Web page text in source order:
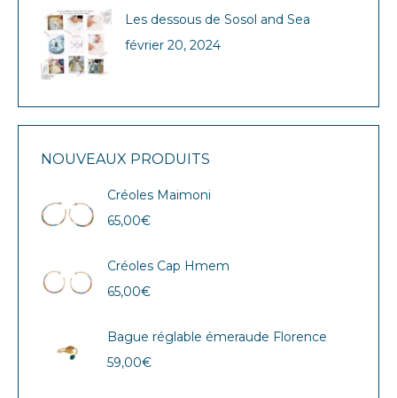
Les dessous de Sosol and Sea
février 20, 2024
NOUVEAUX PRODUITS
Créoles Maimoni
65,00€
Créoles Cap Hmem
65,00€
Bague réglable émeraude Florence
59,00€